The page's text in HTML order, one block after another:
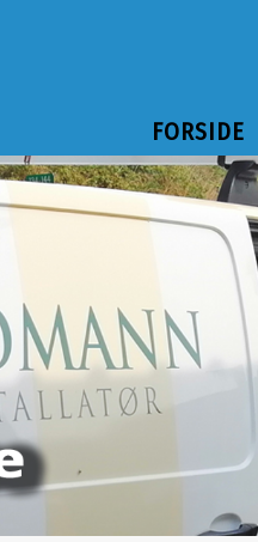
FORSIDE